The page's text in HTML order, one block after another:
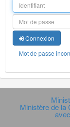
Connexion
Mot de passe
Ministère de la